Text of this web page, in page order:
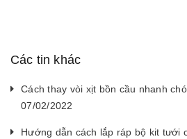
Các tin khác
Cách thay vòi xịt bồn cầu nhanh
07/02/2022
Hướng dẫn cách lắp ráp bộ kit tưới